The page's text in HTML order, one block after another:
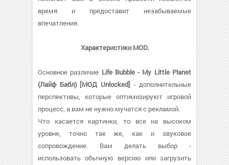
время и предоставит незабываемые
впечатления.
Характеристики MOD.
Основное различие Life Bubble - My Little Planet
(Лайф Бабл) [МОД Unlocked] - дополнительные
перспективы, которые оптимизируют игровой
процесс, а вам не нужно мучатся с рекламой.
Что касается картинки, то все на высоком
уровне, точно так же, как и звуковое
сопровождение. Вам делать выбор -
использовать обычную версию или загрузить